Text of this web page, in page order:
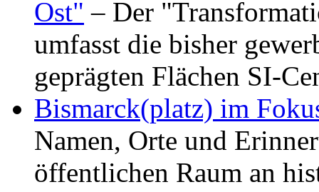
Ost" – Der
umfasst die bisher
geprägten Flächen SI-
Bismarck(platz) im
Namen, Orte und
öffentlichen Raum an